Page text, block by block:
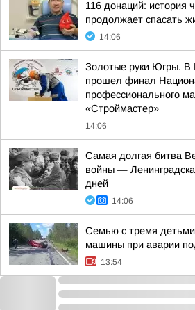
116 донаций: история
продолжает спасать
14:06
Золотые руки Югры. В
прошел финал
профессионального
«Строймастер»
14:06
Самая долгая битва
войны —
дней
14:06
Семью с тремя
машины при аварии
13:54